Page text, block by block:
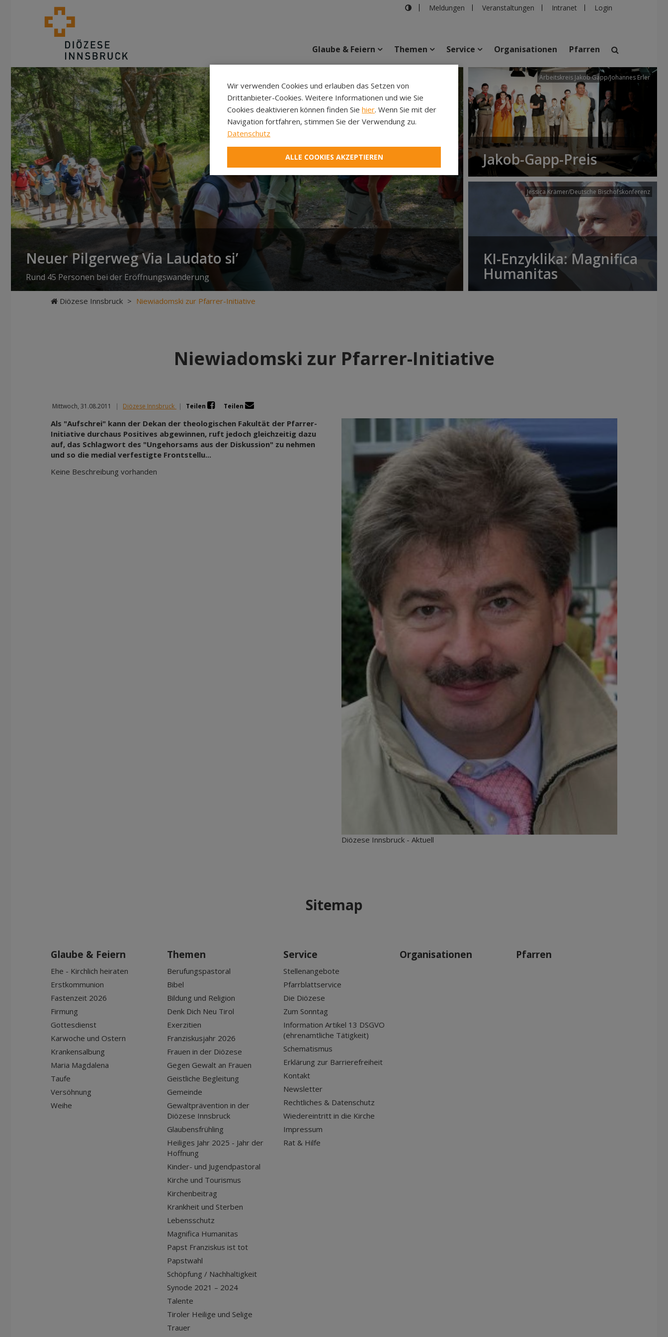
Meldungen Veranstaltungen Intranet Login
suchen
Veranstaltungen Personen Pfarren Einrichtungen
Glaube & Feiern Themen Service Organisationen Pfarren
Neuer Pilgerweg Via Laudato si’
Rund 45 Personen bei der Eröffnungswanderung
Arbeitskreis Jakob Gapp/Johannes Erler
Jakob-Gapp-Preis
Jessica Krämer/Deutsche Bischofskonferenz
KI-Enzyklika: Magnifica
Humanitas
Diözese Innsbruck > Niewiadomski zur Pfarrer-Initiative
Niewiadomski zur Pfarrer-Initiative
Mittwoch, 31.08.2011 | Diözese Innsbruck | Teilen Teilen
Als "Aufschrei" kann der Dekan der theologischen Fakultät der Pfarrer-
Initiative durchaus Positives abgewinnen, ruft jedoch gleichzeitig dazu
auf, das Schlagwort des "Ungehorsams aus der Diskussion" zu nehmen
und so die medial verfestigte Frontstellu...
Keine Beschreibung vorhanden
Diözese Innsbruck - Aktuell
Sitemap
Glaube & Feiern
Ehe - Kirchlich heiraten
Erstkommunion
Fastenzeit 2026
Firmung
Gottesdienst
Karwoche und Ostern
Krankensalbung
Maria Magdalena
Taufe
Versöhnung
Weihe
Themen
Berufungspastoral
Bibel
Bildung und Religion
Denk Dich Neu Tirol
Exerzitien
Franziskusjahr 2026
Frauen in der Diözese
Gegen Gewalt an Frauen
Geistliche Begleitung
Gemeinde
Gewaltprävention in der
Diözese Innsbruck
Glaubensfrühling
Heiliges Jahr 2025 - Jahr der
Hoffnung
Kinder- und Jugendpastoral
Kirche und Tourismus
Kirchenbeitrag
Krankheit und Sterben
Lebensschutz
Magnifica Humanitas
Papst Franziskus ist tot
Papstwahl
Schöpfung / Nachhaltigkeit
Synode 2021 – 2024
Talente
Tiroler Heilige und Selige
Trauer
Service
Stellenangebote
Pfarrblattservice
Die Diözese
Zum Sonntag
Information Artikel 13 DSGVO
(ehrenamtliche Tätigkeit)
Schematismus
Erklärung zur Barrierefreiheit
Kontakt
Newsletter
Rechtliches & Datenschutz
Wiedereintritt in die Kirche
Impressum
Rat & Hilfe
Organisationen Pfarren
Wir verwenden Cookies und erlauben das Setzen von
Drittanbieter-Cookies. Weitere Informationen und wie Sie
Cookies deaktivieren können finden Sie hier. Wenn Sie mit der
Navigation fortfahren, stimmen Sie der Verwendung zu.
Datenschutz
ALLE COOKIES AKZEPTIEREN